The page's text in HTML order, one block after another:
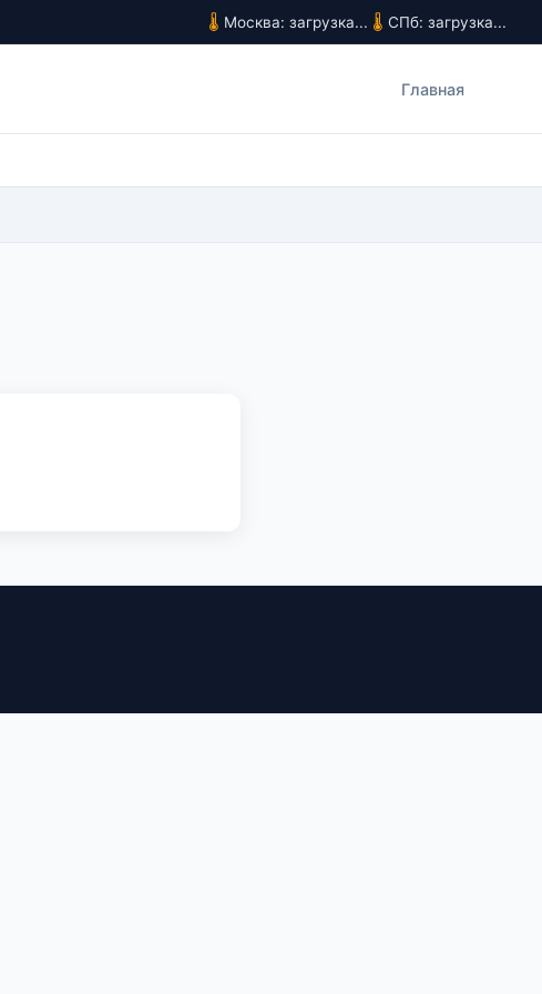
Москва: загрузка... СПб: загрузка...
Главная